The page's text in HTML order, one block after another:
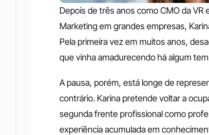
Depois de três anos como CMO da
Marketing em grandes empresas,
Pela primeira vez em muitos anos,
que vinha amadurecendo há algum
A pausa, porém, está longe de
contrário. Karina pretende voltar a
segunda frente profissional como
experiência acumulada em